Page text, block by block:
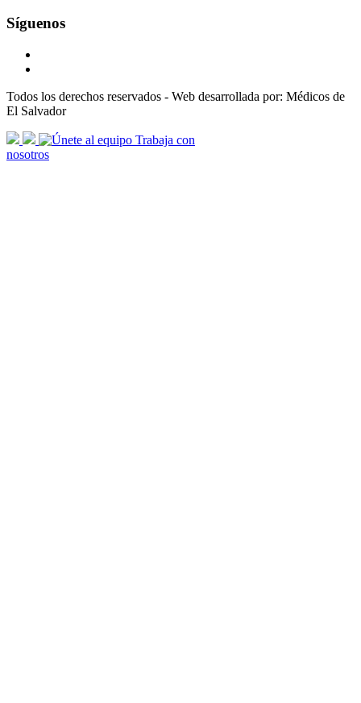
Síguenos
Todos los derechos reservados - Web desarrollada por: Médicos de
El Salvador
scroll
arrow
Trabaja con
nosotros